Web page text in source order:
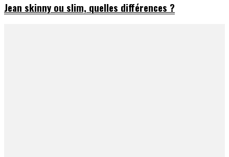
Jean skinny ou slim, quelles différences ?